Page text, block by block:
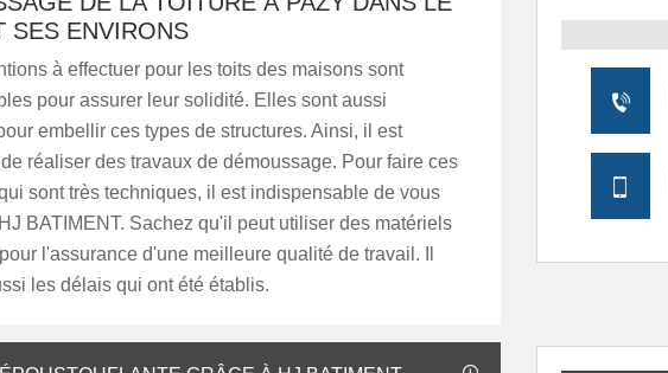
SES ENVIRONS
à effectuer pour les toits des maisons sont
pour assurer leur solidité. Elles sont aussi
embellir ces types de structures. Ainsi, il est
réaliser des travaux de démoussage. Pour faire ces
sont très techniques, il est indispensable de vous
BATIMENT. Sachez qu'il peut utiliser des matériels
l'assurance d'une meilleure qualité de travail. Il
les délais qui ont été établis.